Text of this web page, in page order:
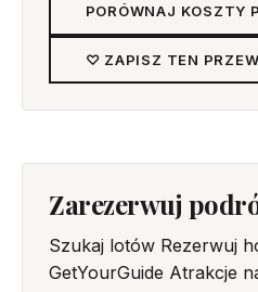
PORÓWNAJ KOSZTY
♡ ZAPISZ TEN
Zarezerwuj
Szukaj lotów Rezerwuj
GetYourGuide Atrakcje